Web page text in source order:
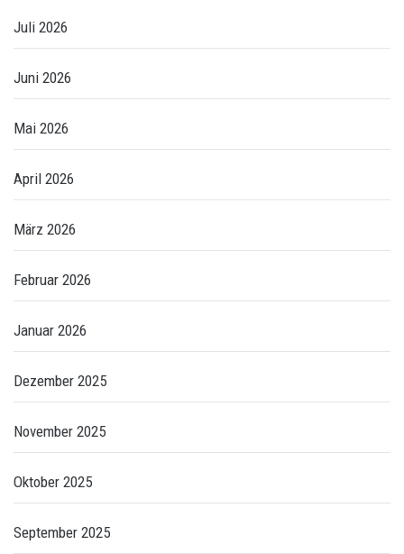
Juli 2026
Juni 2026
Mai 2026
April 2026
März 2026
Februar 2026
Januar 2026
Dezember 2025
November 2025
Oktober 2025
September 2025